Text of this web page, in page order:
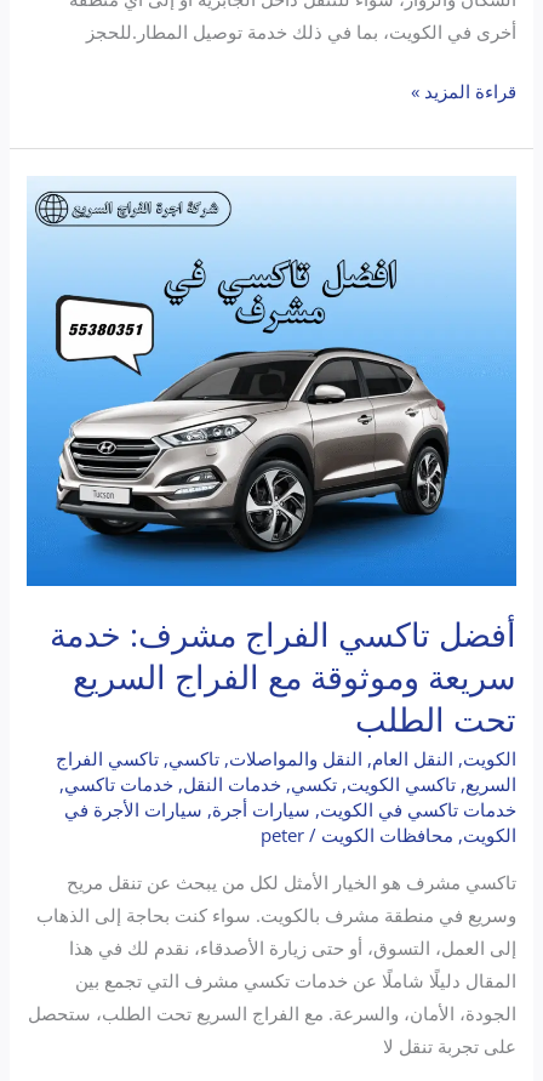
أخرى في الكويت، بما في ذلك خدمة توصيل المطار.للحجز
قراءة المزيد »
أفضل تاكسي الفراج مشرف: خدمة
سريعة وموثوقة مع الفراج السريع
تحت الطلب
الكويت, النقل العام, النقل والمواصلات,تاكسي,تاكسي الفراج
السريع,تاكسي الكويت,تكسي,خدمات النقل,خدمات تاكسي,
خدمات تاكسي في الكويت, سيارات أجرة, سيارات الأجرة في
الكويت, محافظات الكويت /
peter
تاكسي مشرف هو الخيار الأمثل لكل من يبحث عن تنقل مريح
وسريع في منطقة مشرف بالكويت. سواء كنت بحاجة إلى الذهاب
إلى العمل، التسوق، أو حتى زيارة الأصدقاء، نقدم لك في هذا
المقال دليلًا شاملًا عن خدمات تكسي مشرف التي تجمع بين
الجودة، الأمان، والسرعة. مع الفراج السريع تحت الطلب، ستحصل
على تجربة تنقل لا